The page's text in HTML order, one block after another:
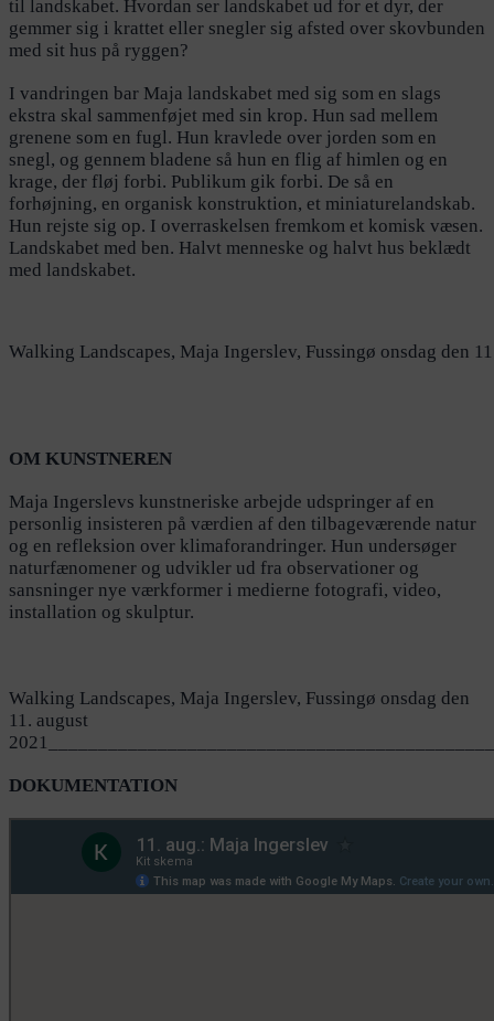
til landskabet. Hvordan ser landskabet ud for et dyr, der
gemmer sig i krattet eller snegler sig afsted over skovbunden
med sit hus på ryggen?
I vandringen bar Maja landskabet med sig som en slags
ekstra skal sammenføjet med sin krop. Hun sad mellem
grenene som en fugl. Hun kravlede over jorden som en
snegl, og gennem bladene så hun en flig af himlen og en
krage, der fløj forbi. Publikum gik forbi. De så en
forhøjning, en organisk konstruktion, et miniaturelandskab.
Hun rejste sig op. I overraskelsen fremkom et komisk væsen.
Landskabet med ben. Halvt menneske og halvt hus beklædt
med landskabet.
Walking Landscapes, Maja Ingerslev, Fussingø onsdag den
OM KUNSTNEREN
Maja Ingerslevs kunstneriske arbejde udspringer af en
personlig insisteren på værdien af den tilbageværende natur
og en refleksion over klimaforandringer. Hun undersøger
naturfænomener og udvikler ud fra observationer og
sansninger nye værkformer i medierne fotografi, video,
installation og skulptur.
Walking Landscapes, Maja Ingerslev, Fussingø onsdag den
11. august
DOKUMENTATION